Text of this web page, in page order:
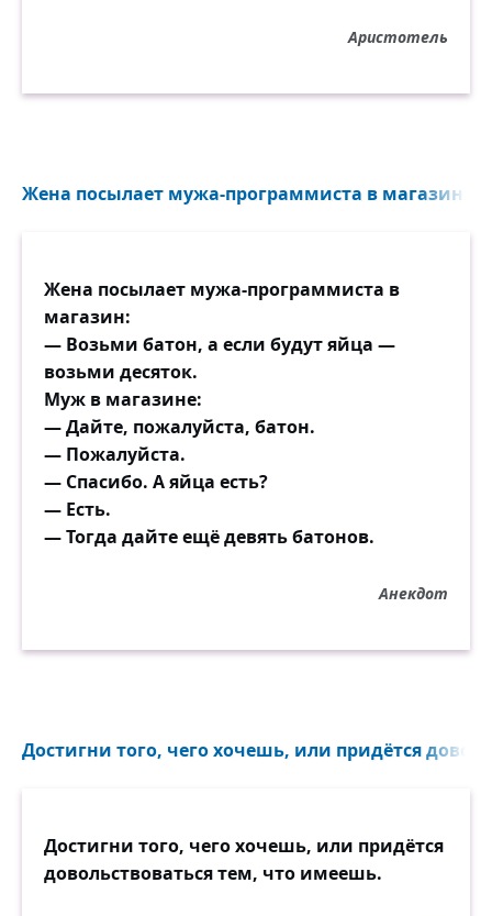
Аристотель
Жена посылает мужа-программиста в магазин: —
Жена посылает мужа-программиста в
магазин:
— Возьми батон, а если будут яйца —
возьми десяток.
Муж в магазине:
— Дайте, пожалуйста, батон.
— Пожалуйста.
— Спасибо. А яйца есть?
— Есть.
— Тогда дайте ещё девять батонов.
Анекдот
Достигни того, чего хочешь, или придётся
Достигни того, чего хочешь, или придётся
довольствоваться тем, что имеешь.